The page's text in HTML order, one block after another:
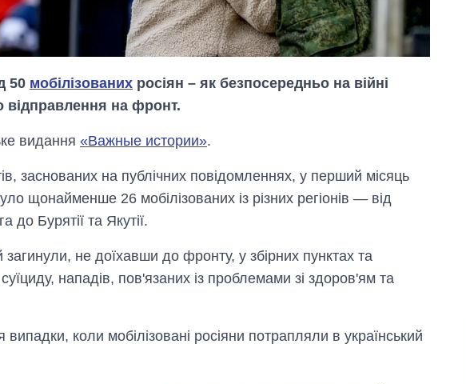
50 мобілізованих росіян – як безпосередньо на війні
відправлення на фронт.
видання «Важные истории».
заснованих на публічних повідомленнях, у перший місяць
щонайменше 26 мобілізованих із різних регіонів — від
до Бурятії та Якутії.
не доїхавши до фронту, у збірних пунктах та
нападів, пов'язаних із проблемами зі здоров'ям та
коли мобілізовані росіяни потрапляли в український